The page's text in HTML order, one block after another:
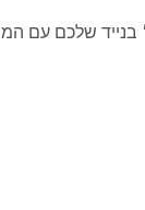
בנייד שלכם עם